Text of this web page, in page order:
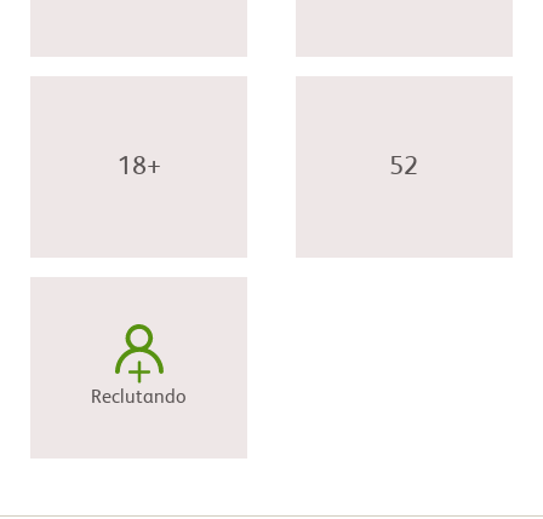
18+ 52
Reclutando